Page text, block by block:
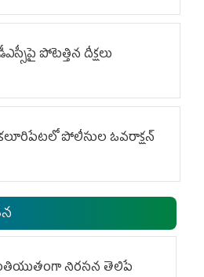
పోటెత్తిన దీక్షలు
పోలీసుల ఓవ‌రాక్ష‌న్‌
నిరసన తెలిపే